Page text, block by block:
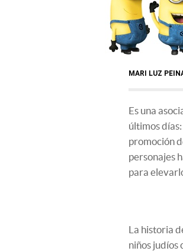
MARI LUZ
Es una
últimos
promoción
personajes
para
La historia
niños judíos